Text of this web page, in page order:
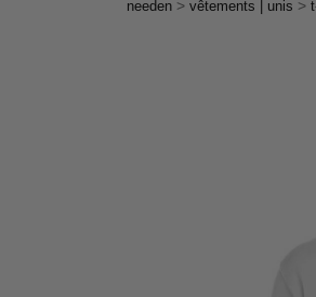
needen > vêtements | unis >